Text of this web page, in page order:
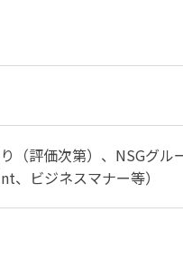
評価次第）、NSGグル
ビジネスマナー等）